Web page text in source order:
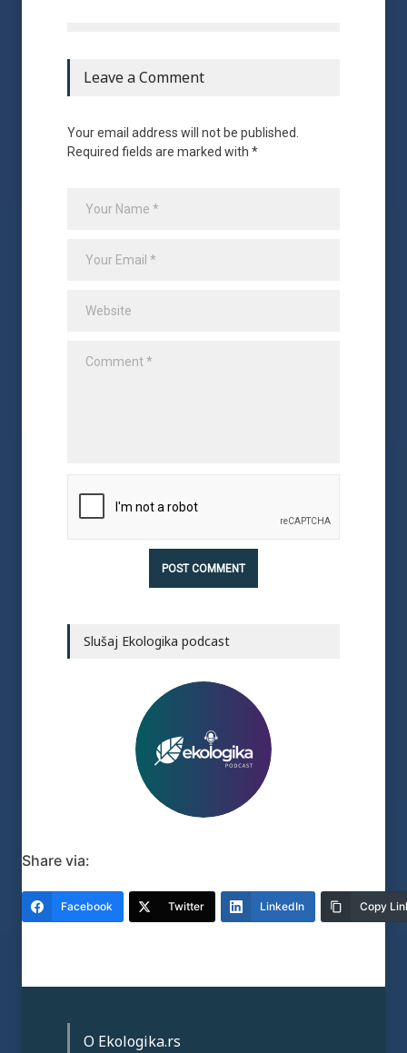
Leave a Comment
Your email address will not be published.
Required fields are marked with *
Slušaj Ekologika podcast
Share via:
Facebook Twitter LinkedIn Copy
O Ekologika.rs